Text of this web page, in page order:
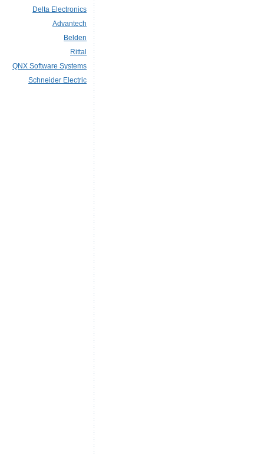
Delta Electronics
Advantech
Belden
Rittal
QNX Software Systems
Schneider Electric